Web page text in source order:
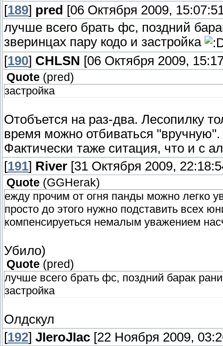
[189] pred [06 Октября 2009,
лучше всего брать фс, поздний
зверинцах пару кодо и застройка
[190] CHLSN [06 Октября 2009,
Quote (pred)
застройка
Отобъется на раз-два. Лесопилку
время можно отбиваться "вручную".
Фактически таже ситация, что и с
[191] River [31 Октября 2009,
Quote (GGHerak)
ежду прочим от огня панды можно легко
просто до этого нужно подставить всех
компенсируеться немалым уважением
Убило)
Quote (pred)
лучше всего брать фс, поздний барак
застройка
Олдскул
[192] JIeroJIac [22 Ноября 2009,